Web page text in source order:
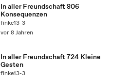
In aller Freundschaft 806
Konsequenzen
finke13-3
vor 8 Jahren
In aller Freundschaft 724 Kleine
Gesten
finke13-3